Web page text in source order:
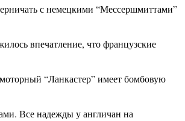
с немецкими “Мессершмиттами”
впечатление, что французские
“Ланкастер” имеет бомбовую
Все надежды у англичан на